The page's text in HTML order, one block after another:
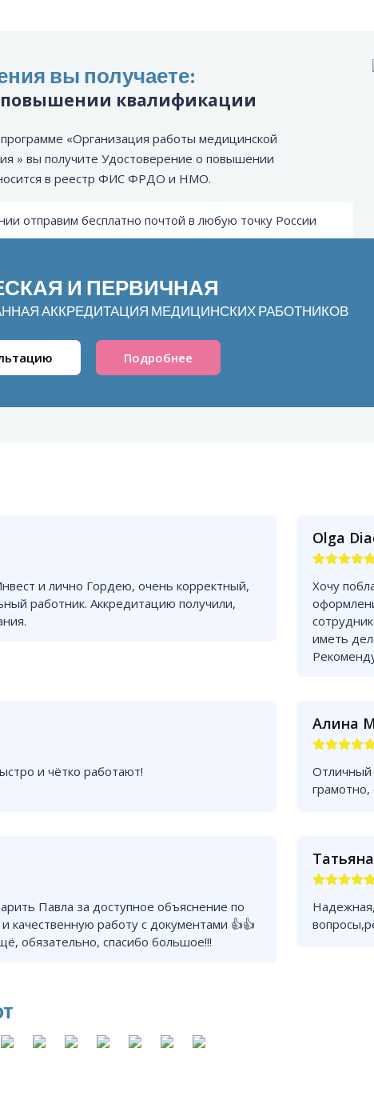
вы получаете:
повышении квалификации
«Организация работы медицинской
» вы получите Удостоверение о повышении
в реестр ФИС ФРДО и НМО.
отправим бесплатно почтой в любую точку России
И ПЕРВИЧНАЯ
АККРЕДИТАЦИЯ МЕДИЦИНСКИХ РАБОТНИКОВ
Подробнее
и лично Гордею, очень корректный,
работник. Аккредитацию получили,
Olga
Хочу
иметь
и чётко работают!
Алина
Отличный
Павла за доступное объяснение по
качественную работу с документами 👍👍
обязательно, спасибо большое!!!